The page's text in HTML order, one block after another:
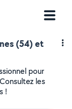
(54) et
pour
les
!